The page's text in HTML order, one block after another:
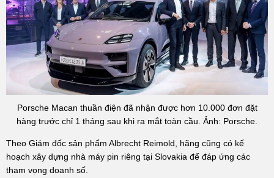
Porsche Macan thuần điện đã nhận được hơn 10.000 đơn đặt
hàng trước chỉ 1 tháng sau khi ra mắt toàn cầu. Ảnh: Porsche.
Theo Giám đốc sản phẩm Albrecht Reimold, hãng cũng có kế
hoạch xây dựng nhà máy pin riêng tại Slovakia để đáp ứng các
tham vọng doanh số.